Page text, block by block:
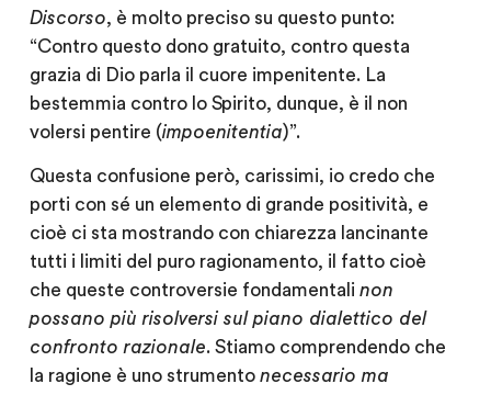
Discorso, è molto preciso su questo punto:
“Contro questo dono gratuito, contro questa
grazia di Dio parla il cuore impenitente. La
bestemmia contro lo Spirito, dunque, è il non
volersi pentire (impoenitentia)”.
Questa confusione però, carissimi, io credo che
porti con sé un elemento di grande positività, e
cioè ci sta mostrando con chiarezza lancinante
tutti i limiti del puro ragionamento, il fatto cioè
che queste controversie fondamentali non
possano più risolversi sul piano dialettico del
confronto razionale. Stiamo comprendendo che
la ragione è uno strumento necessario ma